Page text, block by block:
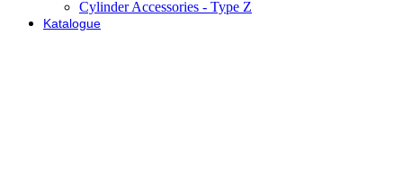
Cylinder Accessories - Type Z
Katalogue